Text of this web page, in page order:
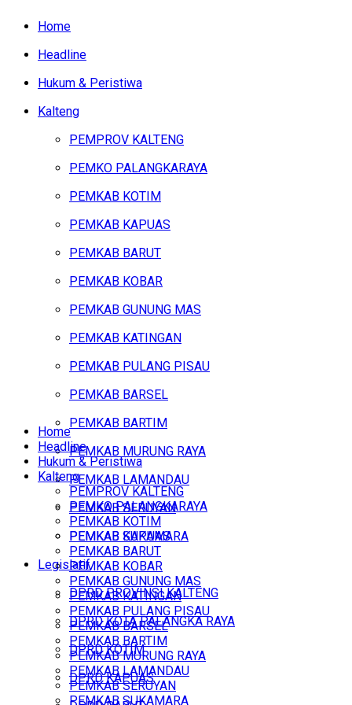
Home
Headline
Hukum & Peristiwa
Kalteng
PEMPROV KALTENG
PEMKO PALANGKARAYA
PEMKAB KOTIM
PEMKAB KAPUAS
PEMKAB BARUT
PEMKAB KOBAR
PEMKAB GUNUNG MAS
PEMKAB KATINGAN
PEMKAB PULANG PISAU
PEMKAB BARSEL
PEMKAB BARTIM
PEMKAB MURUNG RAYA
PEMKAB LAMANDAU
PEMKAB SERUYAN
PEMKAB SUKAMARA
Legislatif
DPRD PROVINSI KALTENG
DPRD KOTA PALANGKA RAYA
DPRD KOTIM
DPRD KAPUAS
Home
Headline
Hukum & Peristiwa
Kalteng
PEMPROV KALTENG
PEMKO PALANGKARAYA
PEMKAB KOTIM
PEMKAB KAPUAS
PEMKAB BARUT
PEMKAB KOBAR
PEMKAB GUNUNG MAS
PEMKAB KATINGAN
PEMKAB PULANG PISAU
PEMKAB BARSEL
PEMKAB BARTIM
PEMKAB MURUNG RAYA
PEMKAB LAMANDAU
PEMKAB SERUYAN
PEMKAB SUKAMARA